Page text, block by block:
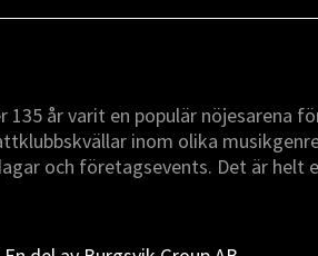
135 år varit en populär nöjesarena
inom olika
och företagsevents. Det är helt